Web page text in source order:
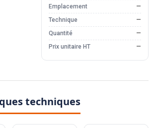
Emplacement
—
Technique
—
Quantité
—
Prix unitaire HT
—
techniques